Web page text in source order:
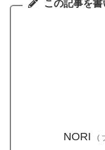
この記事を書
NORI (